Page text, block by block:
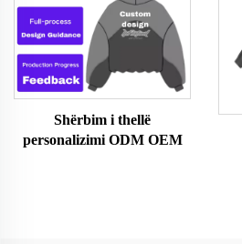
Shërbim i thellë
personalizimi ODM OEM